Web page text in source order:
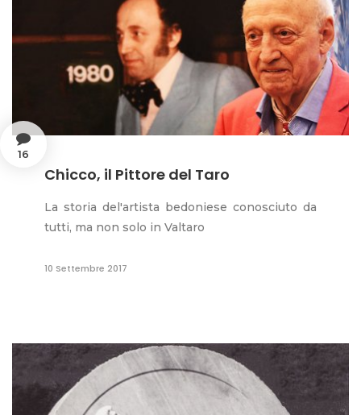
16
Chicco, il Pittore del Taro
La storia del'artista bedoniese conosciuto da
tutti, ma non solo in Valtaro
10 Settembre 2017